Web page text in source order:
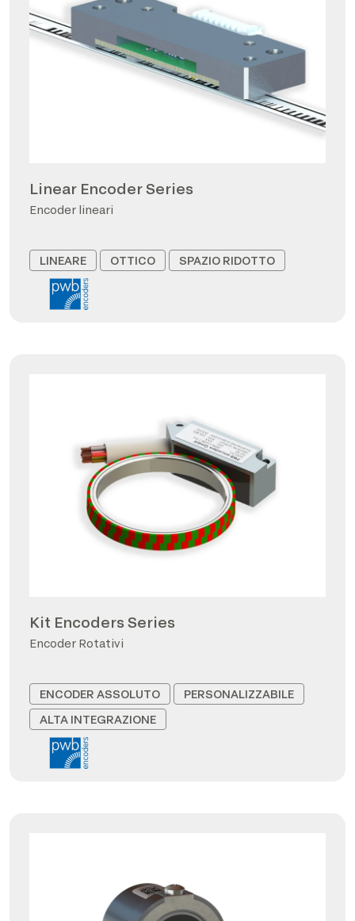
Linear Encoder Series
Encoder lineari
LINEARE OTTICO SPAZIO RIDOTTO
Kit Encoders Series
Encoder Rotativi
ENCODER ASSOLUTO
PERSONALIZZABILE
ALTA INTEGRAZIONE